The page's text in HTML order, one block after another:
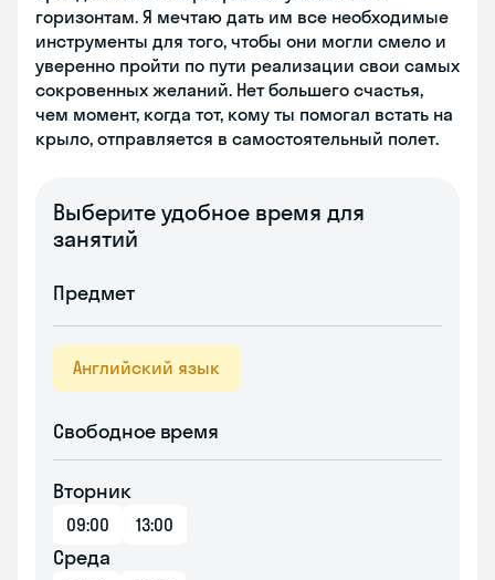
горизонтам. Я мечтаю дать им все необходимые
инструменты для того, чтобы они могли смело и
уверенно пройти по пути реализации свои самых
сокровенных желаний. Нет большего счастья,
чем момент, когда тот, кому ты помогал встать на
крыло, отправляется в самостоятельный полет.
Выберите удобное время для
занятий
Предмет
Английский язык
Свободное время
Вторник
09:00 13:00
Среда